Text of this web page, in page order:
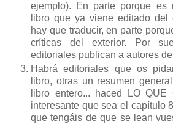
ejemplo). En parte porque es
libro que ya viene editado
hay que traducir, en parte
críticas del exterior. Por
editoriales publican a autores
Habrá editoriales que os
libro, otras un resumen
libro entero... haced LO
interesante que sea el capítulo
que tengáis de que se lean